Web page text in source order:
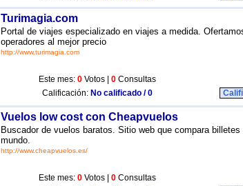
Turimagia.com
Portal de viajes especializado en viajes a medida.
operadores al mejor precio
http://www.turimagia.com
Este mes: 0 Votos | 0 Consultas
Calificación: No calificado / 0
Vuelos low cost con Cheapvuelos
Buscador de vuelos baratos. Sitio web que compara
mundo.
http://www.cheapvuelos.es/
Este mes: 0 Votos | 0 Consultas